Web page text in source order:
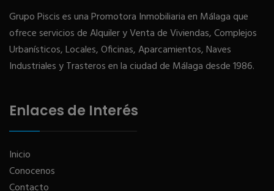
Grupo Piscis es una Promotora Inmobiliaria en Málaga que
ofrece servicios de Alquiler y Venta de Viviendas, Complejos
Urbanísticos, Locales, Oficinas, Aparcamientos, Naves
Industriales y Trasteros en la ciudad de Málaga desde 1986.
Enlaces de Interés
Inicio
Conocenos